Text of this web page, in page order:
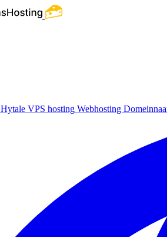
Hytale VPS hosting Webhosting